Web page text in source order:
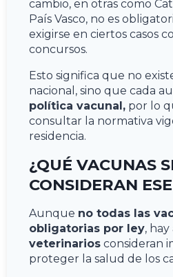
cambio, en otras como
País Vasco, no es
exigirse en ciertos casos
concursos.
Esto significa que no
nacional, sino que cada
política vacunal, por lo
consultar la normativa
residencia.
¿QUÉ VACUNAS
CONSIDERAN
Aunque no todas las
obligatorias por ley,
veterinarios consideran
proteger la salud de los